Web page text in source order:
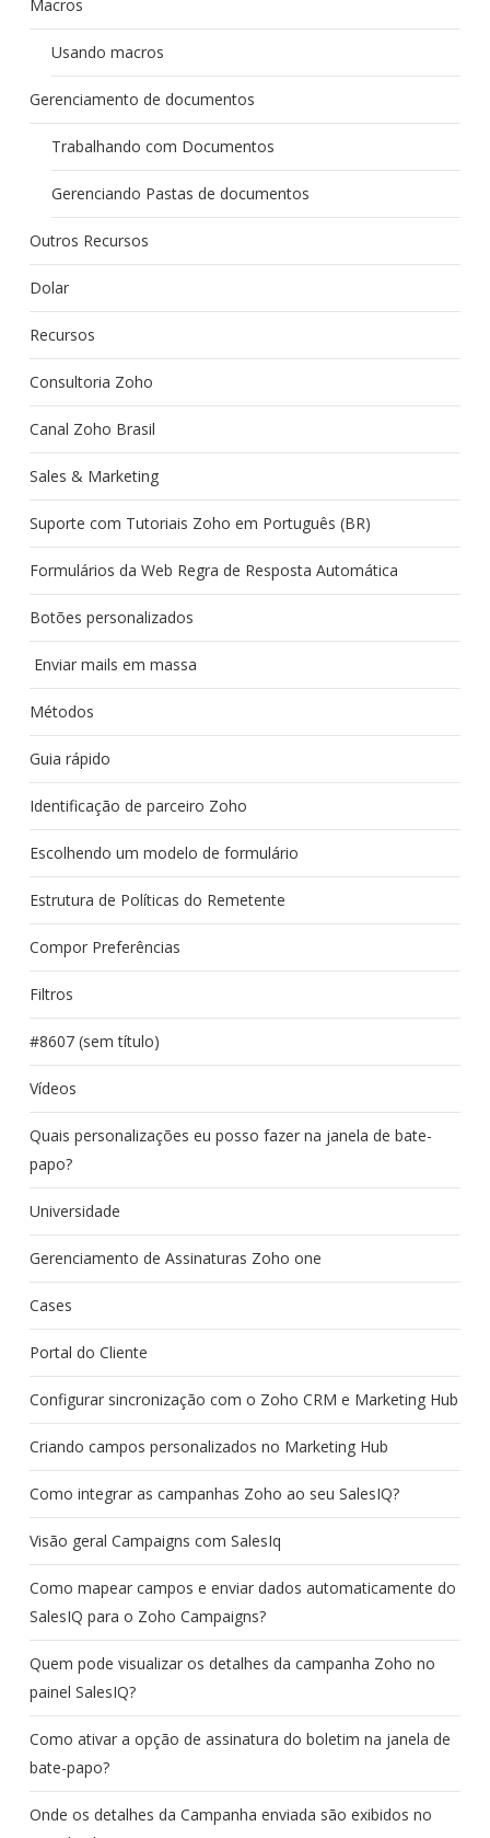
Macros
Usando macros
Gerenciamento de documentos
Trabalhando com Documentos
Gerenciando Pastas de documentos
Outros Recursos
Dolar
Recursos
Consultoria Zoho
Canal Zoho Brasil
Sales & Marketing
Suporte com Tutoriais Zoho em Português (BR)
Formulários da Web Regra de Resposta Automática
Botões personalizados
Enviar mails em massa
Métodos
Guia rápido
Identificação de parceiro Zoho
Escolhendo um modelo de formulário
Estrutura de Políticas do Remetente
Compor Preferências
Filtros
#8607 (sem título)
Vídeos
Quais personalizações eu posso fazer na janela de bate-
papo?
Universidade
Gerenciamento de Assinaturas Zoho one
Cases
Portal do Cliente
Configurar sincronização com o Zoho CRM e Marketing Hub
Criando campos personalizados no Marketing Hub
Como integrar as campanhas Zoho ao seu SalesIQ?
Visão geral Campaigns com SalesIq
Como mapear campos e enviar dados automaticamente do
SalesIQ para o Zoho Campaigns?
Quem pode visualizar os detalhes da campanha Zoho no
painel SalesIQ?
Como ativar a opção de assinatura do boletim na janela de
bate-papo?
Onde os detalhes da Campanha enviada são exibidos no